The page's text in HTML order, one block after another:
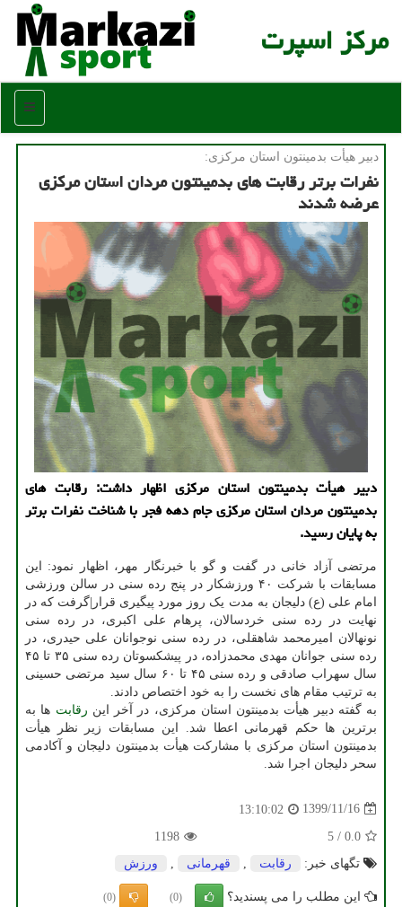
مركز اسپرت
منو
دبیر هیأت بدمینتون استان مركزی:
نفرات برتر رقابت های بدمینتون مردان استان مركزی
عرضه شدند
دبیر هیأت بدمینتون استان مرکزی اظهار داشت: رقابت های
بدمینتون مردان استان مرکزی جام دهه فجر با شناخت نفرات برتر
به پایان رسید.
مرتضی آزاد خانی در گفت و گو با خبرنگار مهر، اظهار نمود: این
مسابقات با شرکت ۴۰ ورزشکار در پنج رده سنی در سالن ورزشی
امام علی (ع) دلیجان به مدت یک روز مورد پیگیری قرار|گرفت که در
نهایت در رده سنی خردسالان، پرهام علی اکبری، در رده سنی
نونهالان امیرمحمد شاهقلی، در رده سنی نوجوانان علی حیدری، در
رده سنی جوانان مهدی محمدزاده، در پیشکسوتان رده سنی ۳۵ تا ۴۵
سال سهراب صادقی و رده سنی ۴۵ تا ۶۰ سال سید مرتضی حسینی
به ترتیب مقام های نخست را به خود اختصاص دادند.
به گفته دبیر هیأت بدمینتون استان مرکزی، در آخر این رقابت ها به
برترین ها حکم قهرمانی اعطا شد. این مسابقات زیر نظر هیأت
بدمینتون استان مرکزی با مشارکت هیأت بدمینتون دلیجان و آکادمی
سحر دلیجان اجرا شد.
1399/11/16
13:10:02
0.0
/
5
1198
تگهای خبر:
رقابت قهرمانی ورزش
این مطلب را می پسندید؟ (0)
(0)